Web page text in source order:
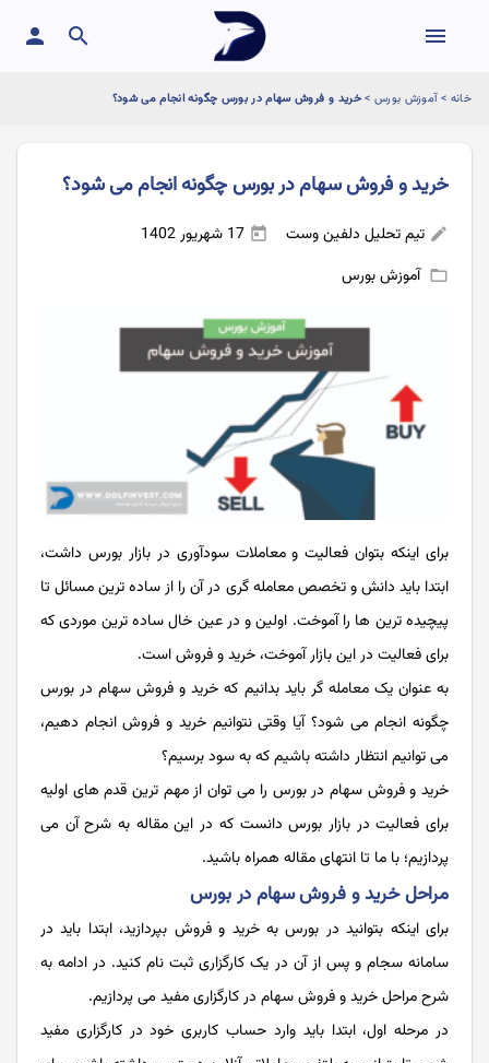
menu
search
person
خانه >آموزش بورس>خرید و فروش سهام در بورس چگونه انجام می شود؟
خرید و فروش سهام در بورس چگونه انجام می شود؟
edit تیم تحلیل دلفین وست today
folder_open آموزش بورس
برای اینکه بتوان فعالیت و معاملات سودآوری در بازار بورس داشت،
ابتدا باید دانش و تخصص معامله گری در آن را از ساده ترین مسائل تا
پیچیده ترین ها را آموخت. اولین و در عین خال ساده ترین موردی که
برای فعالیت در این بازار آموخت، خرید و فروش است.
به عنوان یک معامله گر باید بدانیم که خرید و فروش سهام در بورس
چگونه انجام می شود؟ آیا وقتی نتوانیم خرید و فروش انجام دهیم،
می توانیم انتظار داشته باشیم که به سود برسیم؟
خرید و فروش سهام در بورس را می توان از مهم ترین قدم های اولیه
برای فعالیت در بازار بورس دانست که در این مقاله به شرح آن می
پردازیم؛ با ما تا انتهای مقاله همراه باشید.
مراحل خرید و فروش سهام در بورس
برای اینکه بتوانید در بورس به خرید و فروش بپردازید، ابتدا باید در
سامانه سجام و پس از آن در یک کارگزاری ثبت نام کنید. در ادامه به
شرح مراحل خرید و فروش سهام در کارگزاری مفید می پردازیم.
در مرحله اول، ابتدا باید وارد حساب کاربری خود در کارگزاری مفید